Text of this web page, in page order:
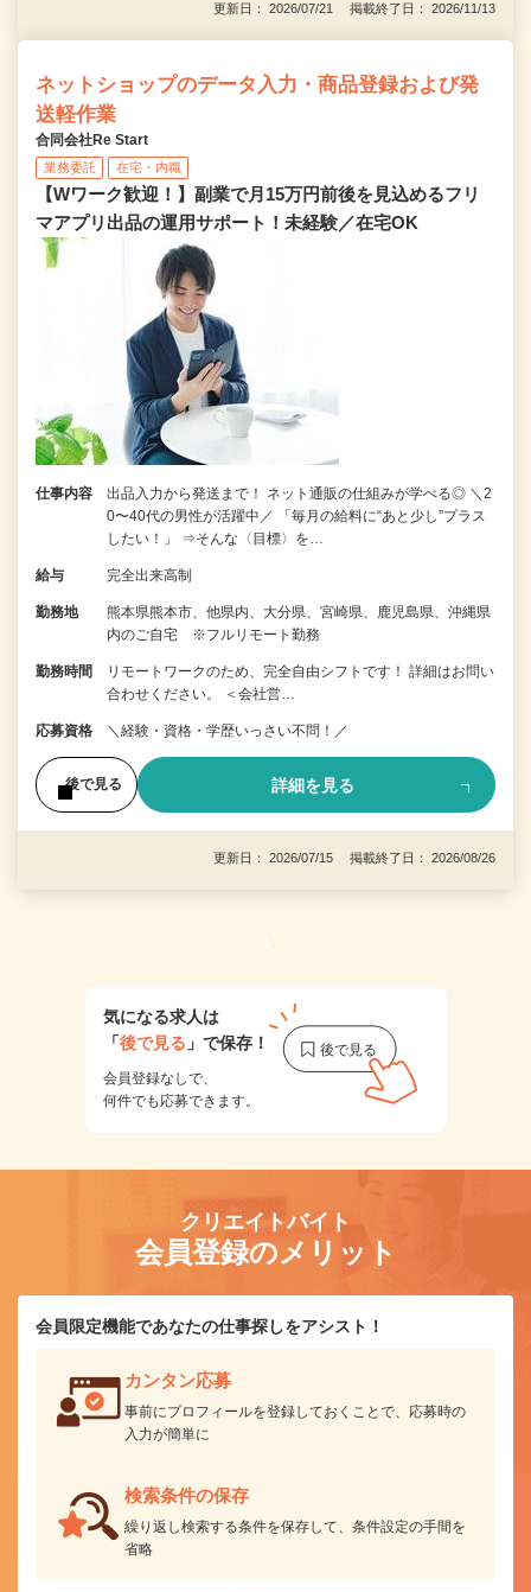
更新日： 2026/07/21 掲載終了日： 2026/11/13
ネットショップのデータ入力・商品登録および発
送軽作業
合同会社Re Start
業務委託 在宅・内職
【Wワーク歓迎！】副業で月15万円前後を見込めるフリ
マアプリ出品の運用サポート！未経験／在宅OK
仕事内容
出品入力から発送まで！ ネット通販の仕組みが学べる◎ ＼2
0〜40代の男性が活躍中／ 「毎月の給料に“あと少し”プラス
したい！」 ⇒そんな〈目標〉を…
給与 完全出来高制
勤務地
熊本県熊本市、他県内、大分県、宮崎県、鹿児島県、沖縄県
内のご自宅 ※フルリモート勤務
勤務時間
リモートワークのため、完全自由シフトです！ 詳細はお問い
合わせください。 ＜会社営…
応募資格 ＼経験・資格・学歴いっさい不問！／
後で見る 詳細を見る
更新日： 2026/07/15 掲載終了日： 2026/08/26
1
気になる求人は
「後で見る 」で保存！
会員登録なしで、
何件でも応募できます。
クリエイトバイト
会員登録のメリット
会員限定機能であなたの仕事探しをアシスト！
カンタン応募
事前にプロフィールを登録しておくことで、応募時の
入力が簡単に
検索条件の保存
繰り返し検索する条件を保存して、条件設定の手間を
省略